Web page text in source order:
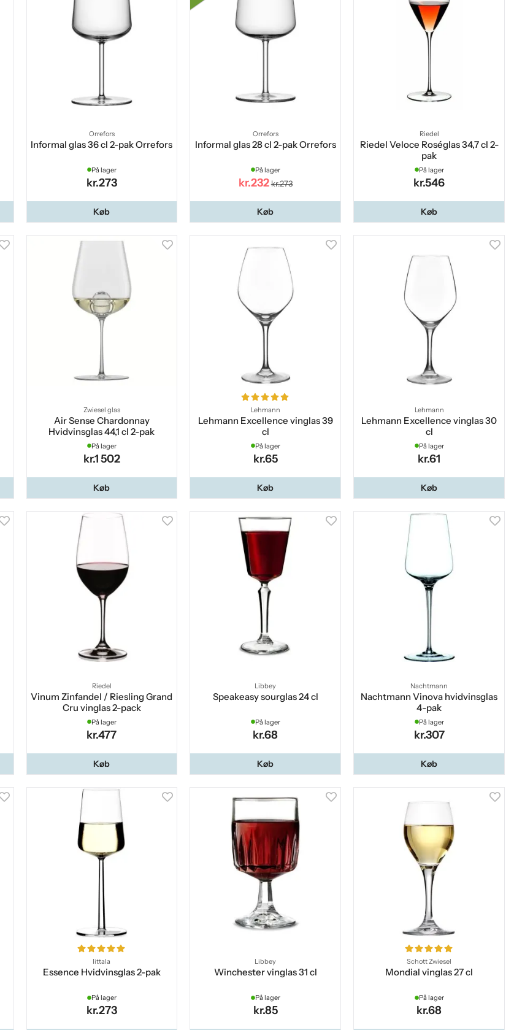
Orrefors
Informal glas 36 cl 2-pak Orrefors
På lager
kr.273
Køb
Orrefors
Informal glas 28 cl 2-pak Orrefors
På lager
kr.232 kr.273
Køb
Riedel
Riedel Veloce Roséglas 34,7 cl 2-
pak
På lager
kr.546
Køb
Zwiesel glas
Air Sense Chardonnay
Hvidvinsglas 44,1 cl 2-pak
På lager
kr.1 502
Køb
Lehmann
Lehmann Excellence vinglas 39
cl
På lager
kr.65
Køb
Lehmann
Lehmann Excellence vinglas 30
cl
På lager
kr.61
Køb
Riedel
Vinum Zinfandel / Riesling Grand
Cru vinglas 2-pack
På lager
kr.477
Køb
Libbey
Speakeasy sourglas 24 cl
På lager
kr.68
Køb
Nachtmann
Nachtmann Vinova hvidvinsglas
4-pak
På lager
kr.307
Køb
Iittala
Essence Hvidvinsglas 2-pak
På lager
kr.273
Libbey
Winchester vinglas 31 cl
På lager
kr.85
Schott Zwiesel
Mondial vinglas 27 cl
På lager
kr.68